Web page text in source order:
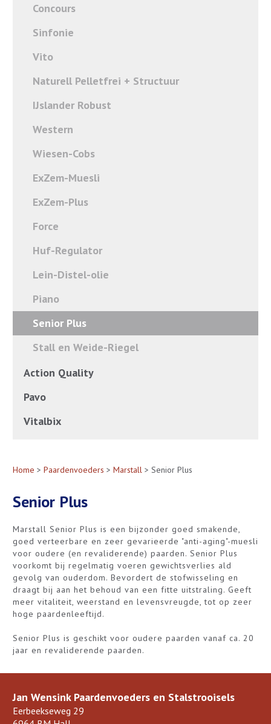
Concours
Sinfonie
Vito
Naturell Pelletfrei + Structuur
IJslander Robust
Western
Wiesen-Cobs
ExZem-Muesli
ExZem-Plus
Force
Huf-Regulator
Lein-Distel-olie
Piano
Senior Plus
Stall en Weide-Riegel
Action Quality
Pavo
Vitalbix
Home > Paardenvoeders > Marstall > Senior Plus
Senior Plus
Marstall Senior Plus is een bijzonder goed smakende,
goed verteerbare en zeer gevarieerde "anti-aging"-muesli
voor oudere (en revaliderende) paarden. Senior Plus
voorkomt bij regelmatig voeren gewichtsverlies ald
gevolg van ouderdom. Bevordert de stofwisseling en
draagt bij aan het behoud van een fitte uitstraling. Geeft
meer vitaliteit, weerstand en levensvreugde, tot op zeer
hoge paardenleeftijd.
Senior Plus is geschikt voor oudere paarden vanaf ca. 20
jaar en revaliderende paarden.
Jan Wensink Paardenvoeders en Stalstrooisels
Eerbeekseweg 29